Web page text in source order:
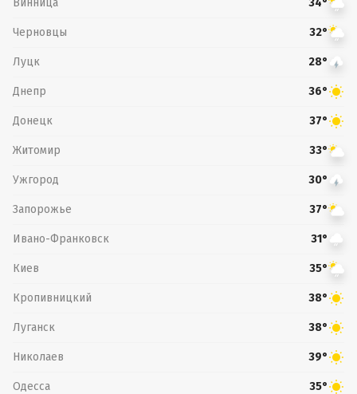
34°
Черновцы 32°
Луцк 28°
Днепр 36°
Донецк 37°
Житомир 33°
Ужгород 30°
Запорожье 37°
Ивано-Франковск 31°
Киев 35°
Кропивницкий 38°
Луганск 38°
Николаев 39°
Одесса 35°